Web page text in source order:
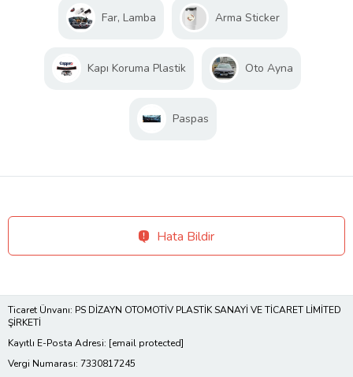
Far, Lamba Arma Sticker
Kapı Koruma Plastik Oto Ayna
Paspas
Hata Bildir
Ticaret Ünvanı: PS DİZAYN OTOMOTİV PLASTİK SANAYİ VE TİCARET LİMİTED
ŞİRKETİ
Kayıtlı E-Posta Adresi: [email protected]
Vergi Numarası: 7330817245